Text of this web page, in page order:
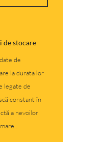
de stocare
de
la durata lor
legate de
constant în
a nevoilor